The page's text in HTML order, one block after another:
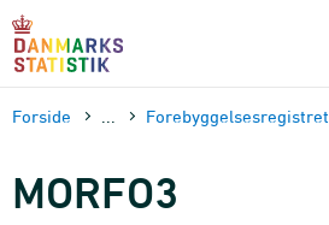
sidens
Forside Forebyggelsesregistret
MORFO3